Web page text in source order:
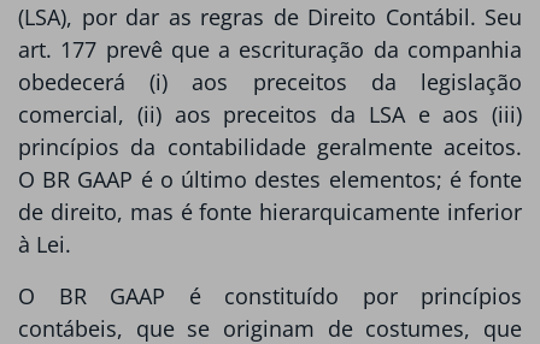
(LSA), por dar as regras de Direito Contábil. Seu
art. 177 prevê que a escrituração da companhia
obedecerá (i) aos preceitos da legislação
comercial, (ii) aos preceitos da LSA e aos (iii)
princípios da contabilidade geralmente aceitos.
O BR GAAP é o último destes elementos; é fonte
de direito, mas é fonte hierarquicamente inferior
à Lei.
O BR GAAP é constituído por princípios
contábeis, que se originam de costumes, que